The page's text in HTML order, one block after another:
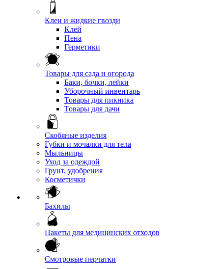
Клеи и жидкие гвозди
Клей
Пена
Герметики
Товары для сада и огорода
Баки, бочки, лейки
Уборочный инвентарь
Товары для пикника
Товары для дачи
Скобяные изделия
Губки и мочалки для тела
Мыльницы
Уход за одеждой
Грунт, удобрения
Косметички
Бахилы
Пакеты для медицинских отходов
Смотровые перчатки